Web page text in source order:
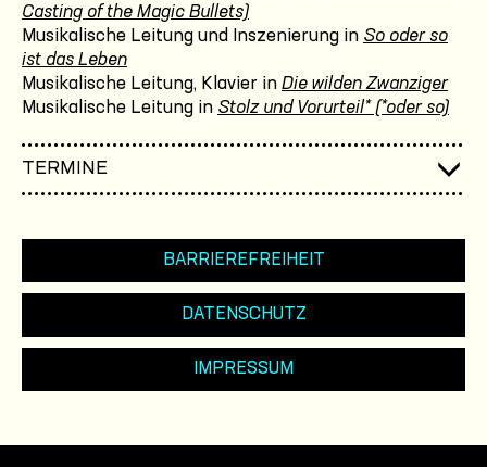
Casting of the Magic Bullets)
Musikalische Leitung und Inszenierung in So oder so
ist das Leben
Musikalische Leitung, Klavier in Die wilden Zwanziger
Musikalische Leitung in Stolz und Vorurteil* (*oder so)
TERMINE
BARRIEREFREIHEIT
DATENSCHUTZ
IMPRESSUM